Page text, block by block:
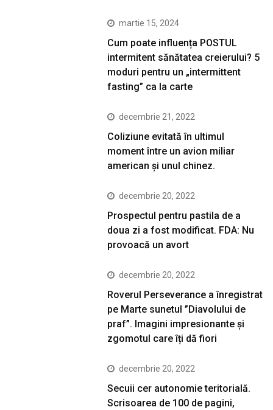
martie 15, 2024
Cum poate influența POSTUL
intermitent sănătatea creierului? 5
moduri pentru un „intermittent
fasting” ca la carte
decembrie 21, 2022
Coliziune evitată în ultimul
moment între un avion miliar
american şi unul chinez.
decembrie 20, 2022
Prospectul pentru pastila de a
doua zi a fost modificat. FDA: Nu
provoacă un avort
decembrie 20, 2022
Roverul Perseverance a înregistrat
pe Marte sunetul ”Diavolului de
praf”. Imagini impresionante și
zgomotul care îți dă fiori
decembrie 20, 2022
Secuii cer autonomie teritorială.
Scrisoarea de 100 de pagini,